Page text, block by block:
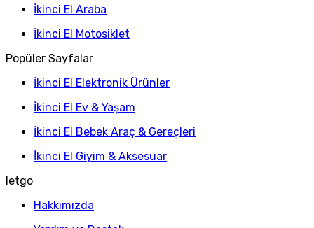
İkinci El Araba
İkinci El Motosiklet
Popüler Sayfalar
İkinci El Elektronik Ürünler
İkinci El Ev & Yaşam
İkinci El Bebek Araç & Gereçleri
İkinci El Giyim & Aksesuar
letgo
Hakkımızda